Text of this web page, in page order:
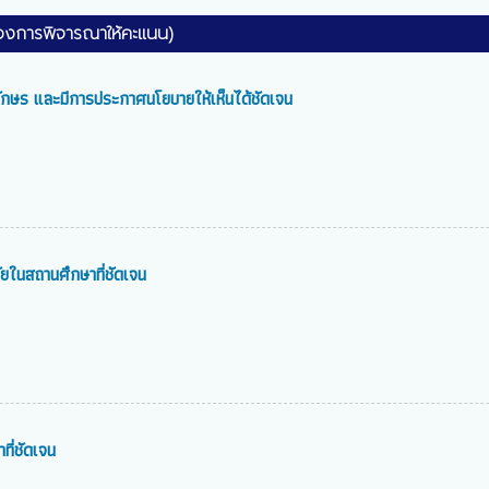
ารพิจารณาให้คะแนน)
ร และมีการประกาศนโยบายให้เห็นได้ชัดเจน
ในสถานศึกษาที่ชัดเจน
ชัดเจน